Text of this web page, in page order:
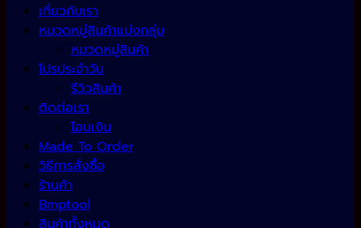
เกี่ยวกับเรา
หมวดหมู่สินค้าแบ่งกลุ่ม
หมวดหมู่สินค้า
โปรประจำวัน
รีวิวสินค้า
ติดต่อเรา
โอนเงิน
Made To Order
วิธีการสั่งซื้อ
ร้านค้า
Bmptool
สินค้าทั้งหมด